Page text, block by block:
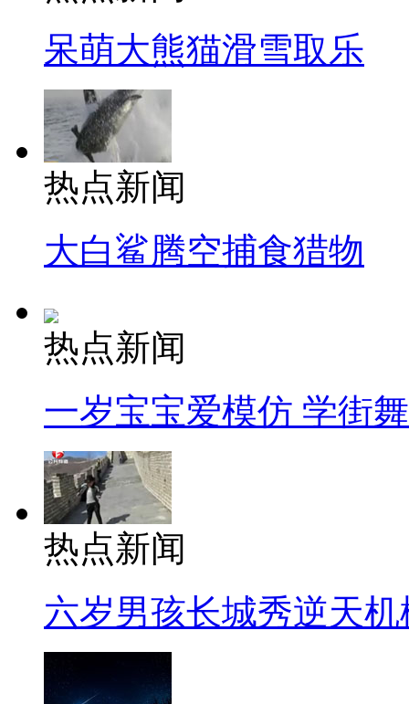
呆萌大熊猫滑雪取乐
热点新闻
大白鲨腾空捕食猎物
热点新闻
一岁宝宝爱模仿 学街
热点新闻
六岁男孩长城秀逆天机